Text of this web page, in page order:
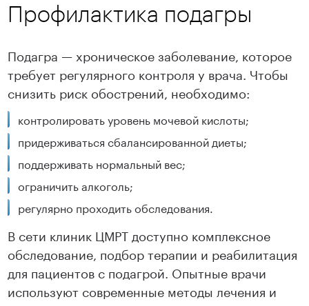
Профилактика подагры
Подагра — хроническое заболевание, которое
требует регулярного контроля у врача. Чтобы
снизить риск обострений, необходимо:
контролировать уровень мочевой кислоты;
придерживаться сбалансированной диеты;
поддерживать нормальный вес;
ограничить алкоголь;
регулярно проходить обследования.
В сети клиник ЦМРТ доступно комплексное
обследование, подбор терапии и реабилитация
для пациентов с подагрой. Опытные врачи
используют современные методы лечения и